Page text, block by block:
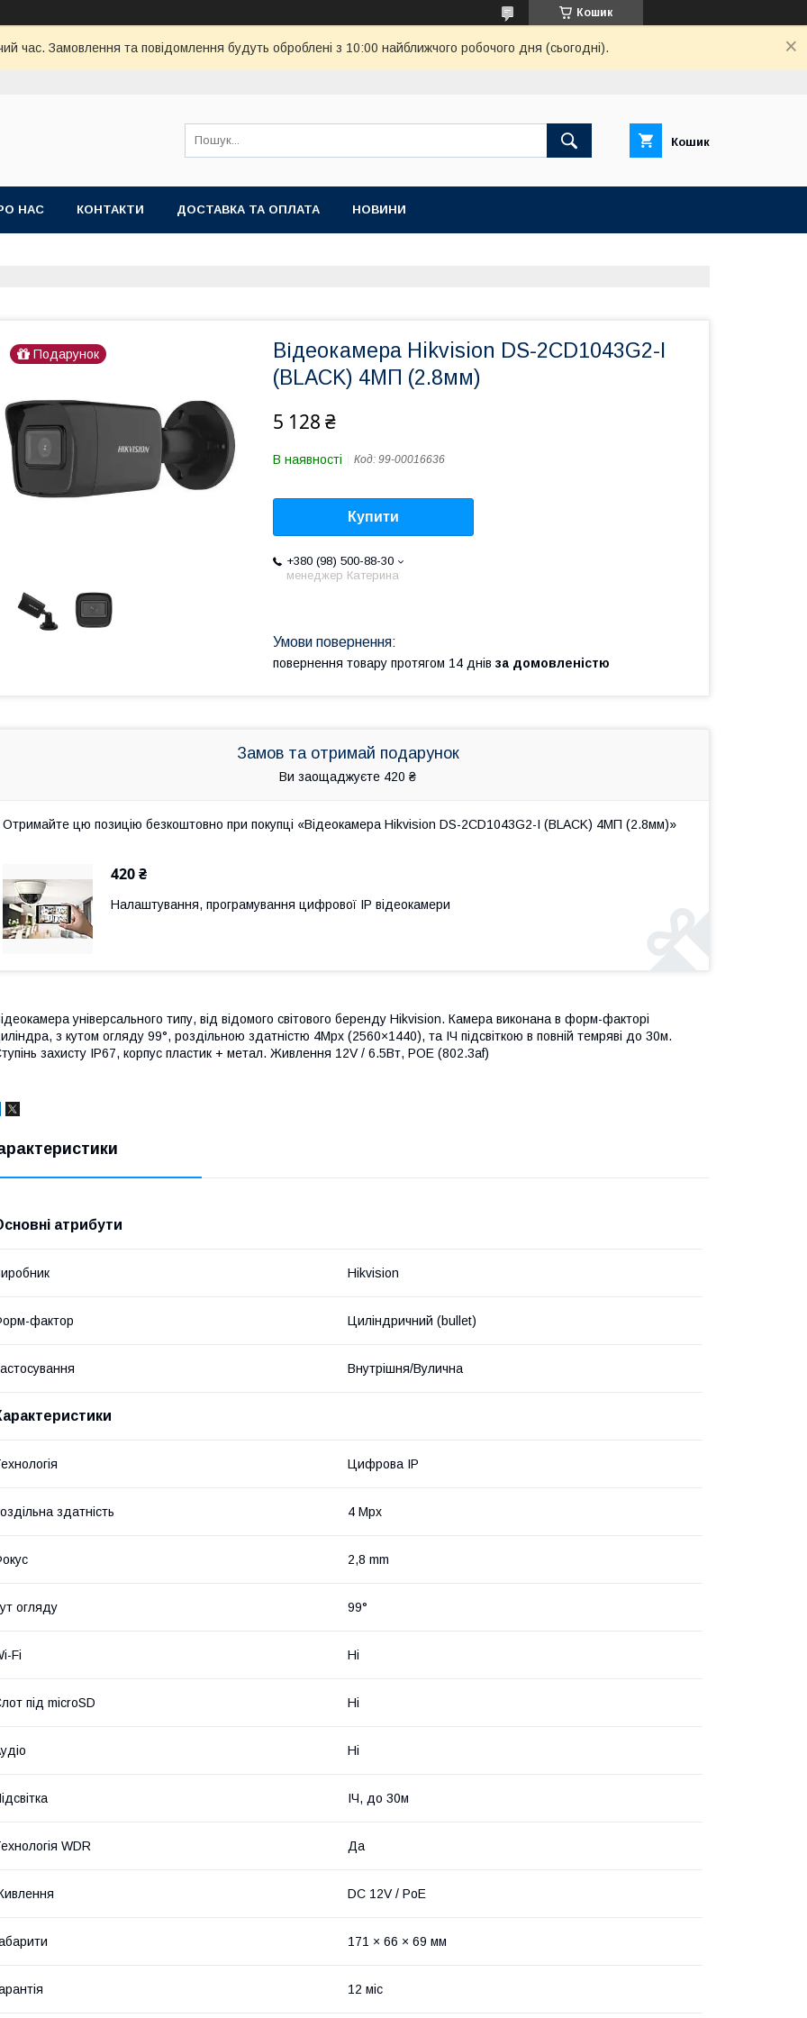
Кошик
час. Замовлення та повідомлення будуть оброблені з 10:00 найближчого робочого дня (сьогодні).
Кошик
НАС КОНТАКТИ ДОСТАВКА ТА ОПЛАТА НОВИНИ
Подарунок
Відеокамера Hikvision DS-2CD1043G2-I
(BLACK) 4МП (2.8мм)
5 128 ₴
В наявності Код: 99-00016636
Купити
+380 (98) 500-88-30
менеджер Катерина
повернення товару протягом 14 днів за домовленістю
Замов та отримай подарунок
Ви заощаджуєте 420 ₴
Отримайте цю позицію безкоштовно при покупці «Відеокамера Hikvision DS-2CD1043G2-I (BLACK) 4МП (2.8мм)»
420 ₴
Налаштування, програмування цифрової ІР відеокамери
універсального типу, від відомого світового беренду Hikvision. Камера виконана в форм-факторі
з кутом огляду 99°, роздільною здатністю 4Mpx (2560×1440), та ІЧ підсвіткою в повній темряві до 30м.
захисту ІР67, корпус пластик + метал. Живлення 12V / 6.5Вт, РОЕ (802.3af)
атрибути
Hikvision
фактор Циліндричний (bullet)
Внутрішня/Вулична
Цифрова ІР
здатність 4 Mpx
2,8 mm
огляду 99°
Fi Ні
під microSD Ні
Ні
ІЧ, до 30м
WDR Да
DC 12V / PoE
171 × 66 × 69 мм
12 міс